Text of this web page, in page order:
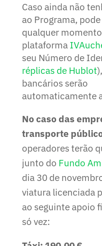
Caso ainda não
ao Programa,
qualquer
plataforma
seu Número de
réplicas de Hublot
bancários serão
automaticamente
No caso das
transporte
operadores terão
junto do Fundo
dia 30 de
viatura licenciada
ao seguinte apoio
só vez: